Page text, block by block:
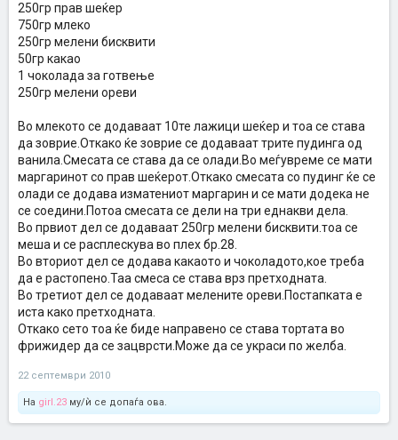
250гр прав шеќер
750гр млеко
250гр мелени бисквити
50гр какао
1 чоколада за готвење
250гр мелени ореви
Во млекото се додаваат 10те лажици шеќер и тоа се става
да зоврие.Откако ќе зоврие се додаваат трите пудинга од
ванила.Смесата се става да се олади.Во меѓувреме се мати
маргаринот со прав шеќерот.Откако смесата со пудинг ќе се
олади се додава изматениот маргарин и се мати додека не
се соедини.Потоа смесата се дели на три еднакви дела.
Во првиот дел се додаваат 250гр мелени бисквити.тоа се
меша и се расплескува во плех бр.28.
Во вториот дел се додава какаото и чоколадото,кое треба
да е растопено.Таа смеса се става врз претходната.
Во третиот дел се додаваат мелените ореви.Постапката е
иста како претходната.
Откако сето тоа ќе биде направено се става тортата во
фрижидер да се зацврсти.Може да се украси по желба.
22 септември 2010
На girl.23 му/ѝ се допаѓа ова.